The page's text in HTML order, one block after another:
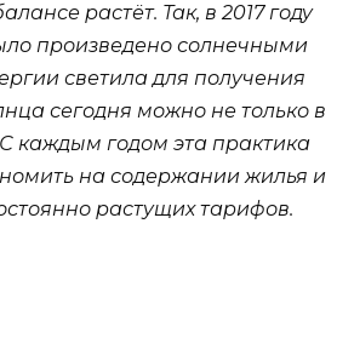
растёт. Так, в 2017 году
произведено солнечными
светила для получения
сегодня можно не только в
каждым годом эта практика
на содержании жилья и
растущих тарифов.